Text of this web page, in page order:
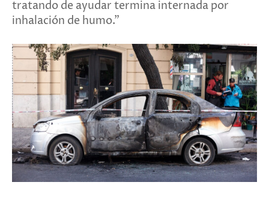
tratando de ayudar termina internada por
inhalación de humo.”